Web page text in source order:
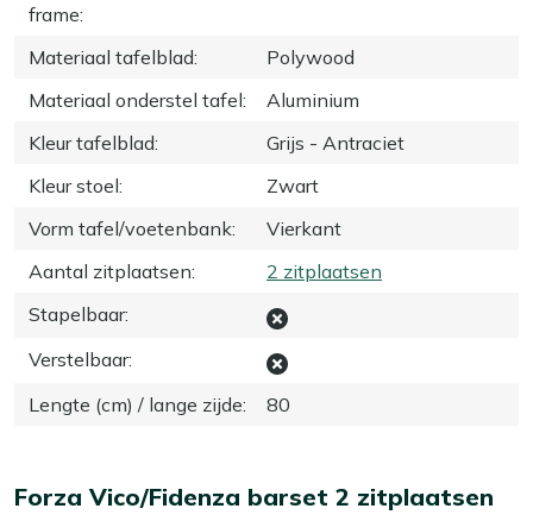
frame:
Materiaal tafelblad:
Polywood
Materiaal onderstel tafel:
Aluminium
Kleur tafelblad:
Grijs - Antraciet
Kleur stoel:
Zwart
Vorm tafel/voetenbank:
Vierkant
Aantal zitplaatsen:
2 zitplaatsen
Stapelbaar:
Verstelbaar:
Lengte (cm) / lange zijde: 80
Forza Vico/Fidenza barset 2 zitplaatsen